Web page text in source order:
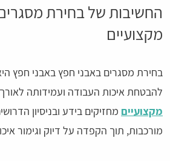
החשיבות של בחירת
מקצועיים
בחירת מסגרים באבני חפץ באבני חפץ
להבטחת איכות העבודה ועמידותה
מקצועיים מחזיקים בידע ובניסיון
מורכבות, תוך הקפדה על דיוק וגימור